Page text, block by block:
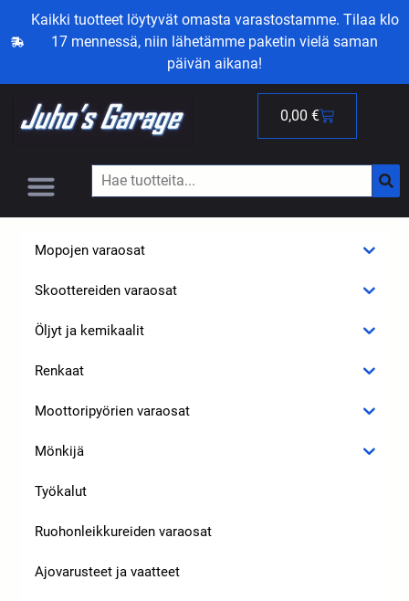
Kaikki tuotteet löytyvät omasta varastostamme. Tilaa klo
17 mennessä, niin lähetämme paketin vielä saman
päivän aikana!
0,00 €
Mopojen varaosat
Skoottereiden varaosat
Öljyt ja kemikaalit
Renkaat
Moottoripyörien varaosat
Mönkijä
Työkalut
Ruohonleikkureiden varaosat
Ajovarusteet ja vaatteet